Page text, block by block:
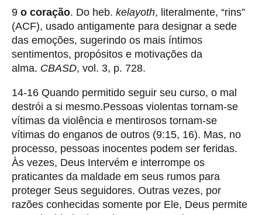
9 o coração. Do heb. kelayoth, literalmente, “rins”
(ACF), usado antigamente para designar a sede
das emoções, sugerindo os mais íntimos
sentimentos, propósitos e motivações da
alma. CBASD, vol. 3, p. 728.
14-16 Quando permitido seguir seu curso, o mal
destrói a si mesmo.Pessoas violentas tornam-se
vítimas da violência e mentirosos tornam-se
vítimas do enganos de outros (9:15, 16). Mas, no
processo, pessoas inocentes podem ser feridas.
Às vezes, Deus Intervém e interrompe os
praticantes da maldade em seus rumos para
proteger Seus seguidores. Outras vezes, por
razões conhecidas somente por Ele, Deus permite